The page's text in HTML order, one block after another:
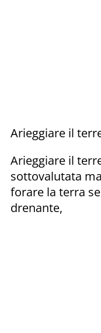
Arieggiare il
Arieggiare il
sottovalutata
forare la terra
drenante,